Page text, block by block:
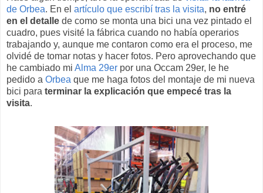
de Orbea. En el artículo que escribí tras la visita, no entré
en el detalle de como se monta una bici una vez pintado el
cuadro, pues visité la fábrica cuando no había operarios
trabajando y, aunque me contaron como era el proceso, me
olvidé de tomar notas y hacer fotos. Pero aprovechando que
he cambiado mi Alma 29er por una Occam 29er, le he
pedido a Orbea que me haga fotos del montaje de mi nueva
bici para terminar la explicación que empecé tras la
visita.